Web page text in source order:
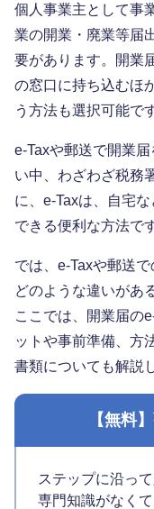
個人事業主として事
業の開業・廃業等届
要があります。開業
の窓口に持ち込むほ
う方法も選択可能で
e-Taxや郵送で開業
い中、わざわざ税務
に、e-Taxは、自宅
できる便利な方法で
では、e-Taxや郵送
どのような違いがあ
ここでは、開業届の
ットや事前準備、方
書類についても解説
【無料
ステップに沿っ
専門知識がなく